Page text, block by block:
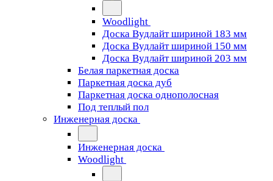
Woodlight
Доска Вудлайт шириной 183 мм
Доска Вудлайт шириной 150 мм
Доска Вудлайт шириной 203 мм
Белая паркетная доска
Паркетная доска дуб
Паркетная доска однополосная
Под теплый пол
Инженерная доска
Инженерная доска
Woodlight